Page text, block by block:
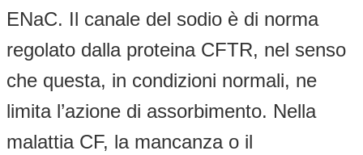
ENaC. Il canale del sodio è di norma
regolato dalla proteina CFTR, nel senso
che questa, in condizioni normali, ne
limita l’azione di assorbimento. Nella
malattia CF, la mancanza o il